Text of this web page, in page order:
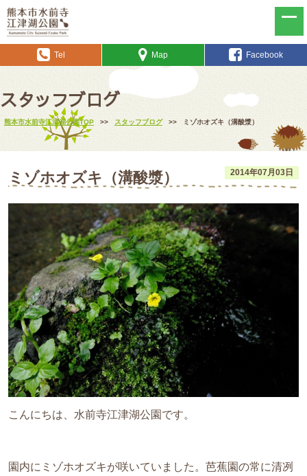
Tel Map Facebook
スタッフブログ
熊本市水前寺江津湖公園TOP >> スタッフブログ >> ミゾホオズキ（溝酸漿）
2014年07月03日
ミゾホオズキ（溝酸漿）
こんにちは、水前寺江津湖公園です。
園内にミゾホオズキが咲いていました。芭蕉園の常に清冽